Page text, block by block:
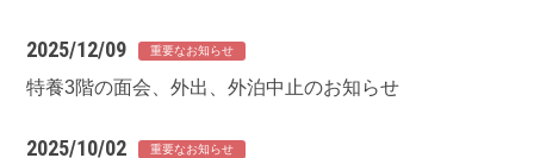
2025/12/09
特養3階の面会、外出、外泊中止のお知らせ
2025/10/02